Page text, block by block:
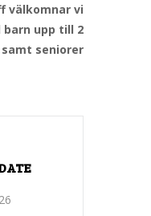
välkomnar vi
upp till 2
seniorer.